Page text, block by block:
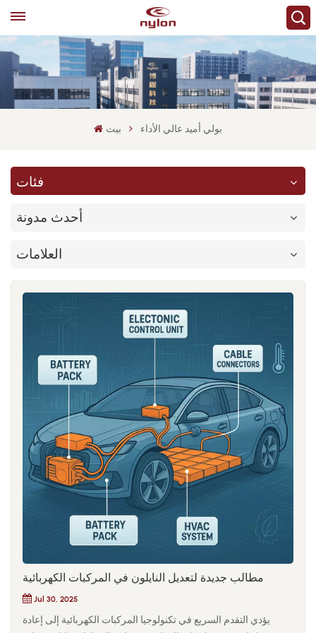
بيت بولي أميد عالي الأداء
فئات
أحدث مدونة
العلامات
مطالب جديدة لتعديل النايلون في المركبات الكهربائية
Jul 30, 2025
يؤدي التقدم السريع في تكنولوجيا المركبات الكهربائية إلى إعادة